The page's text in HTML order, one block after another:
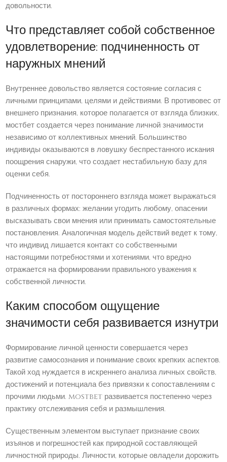
довольности.
Что представляет собой собственное
удовлетворение: подчиненность от
наружных мнений
Внутреннее довольство является состояние согласия с
личными принципами, целями и действиями. В противовес от
внешнего признания, которое полагается от взгляда близких,
мостбет создается через понимание личной значимости
независимо от коллективных мнений. Большинство
индивиды оказываются в ловушку беспрестанного искания
поощрения снаружи, что создает нестабильную базу для
оценки себя.
Подчиненность от постороннего взгляда может выражаться
в различных формах: желании угодить любому, опасении
высказывать свои мнения или принимать самостоятельные
постановления. Аналогичная модель действий ведет к тому,
что индивид лишается контакт со собственными
настоящими потребностями и хотениями, что вредно
отражается на формировании правильного уважения к
собственной личности.
Каким способом ощущение
значимости себя развивается изнутри
Формирование личной ценности совершается через
развитие самосознания и понимание своих крепких аспектов.
Такой ход нуждается в искреннего анализа личных свойств,
достижений и потенциала без привязки к сопоставлениям с
прочими людьми. mostbet развивается постепенно через
практику отслеживания себя и размышления.
Существенным элементом выступает признание своих
изъянов и погрешностей как природной составляющей
личностной природы. Личности, которые овладели дорожить